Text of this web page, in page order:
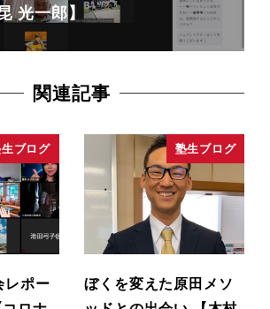
光一郎】
関連記事
ブログ
ポー
塾生ブログ
ぼくを変えた原田メソ